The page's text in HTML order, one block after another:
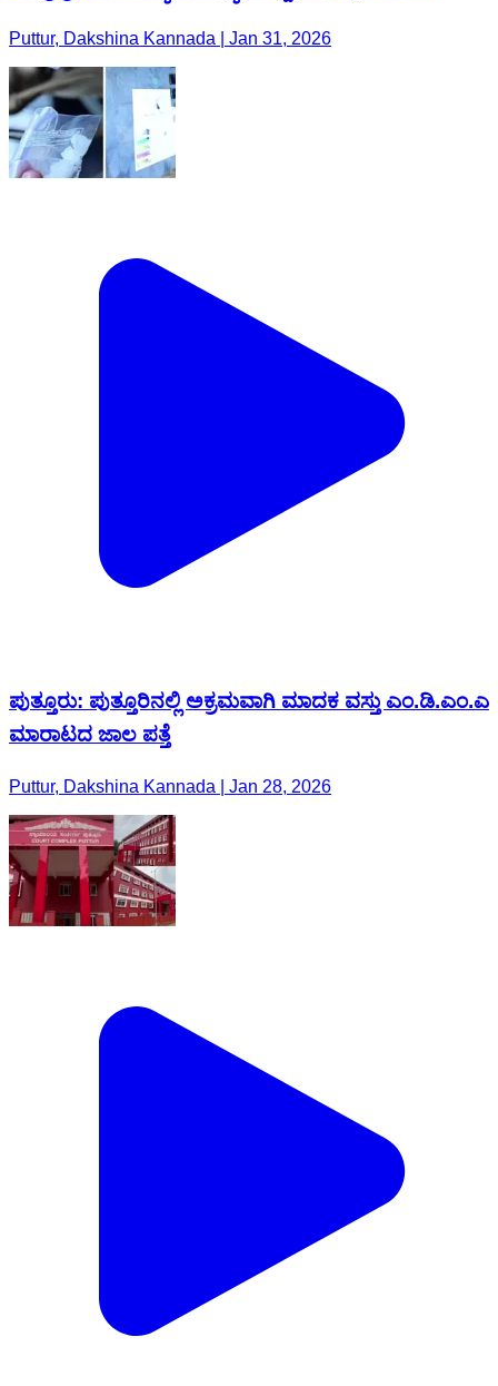
Puttur, Dakshina Kannada | Jan 31, 2026
ಪುತ್ತೂರು: ಪುತ್ತೂರಿನಲ್ಲಿ ಅಕ್ರಮವಾಗಿ ಮಾದಕ ವಸ್ತು ಎಂ.ಡಿ.ಎಂ.ಎ
ಮಾರಾಟದ ಜಾಲ ಪತ್ತೆ
Puttur, Dakshina Kannada | Jan 28, 2026